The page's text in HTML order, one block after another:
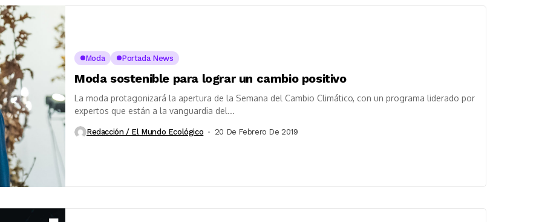
Moda Portada News
Moda sostenible para lograr un cambio positivo
La moda protagonizará la apertura de la Semana del Cambio Climático, con un programa liderado por
expertos que están a la vanguardia del...
Redacción / El Mundo Ecológico 20 De Febrero De 2019